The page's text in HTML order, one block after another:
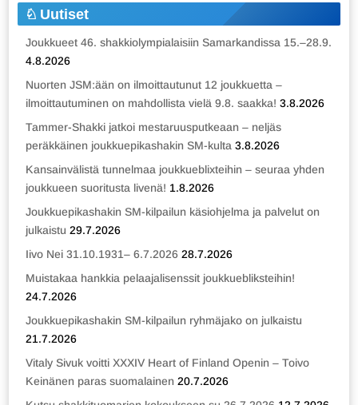
Uutiset
Joukkueet 46. shakkiolympialaisiin Samarkandissa 15.–28.9.
4.8.2026
Nuorten JSM:ään on ilmoittautunut 12 joukkuetta –
ilmoittautuminen on mahdollista vielä 9.8. saakka! 3.8.2026
Tammer-Shakki jatkoi mestaruusputkeaan – neljäs
peräkkäinen joukkuepikashakin SM-kulta 3.8.2026
Kansainvälistä tunnelmaa joukkueblixteihin – seuraa yhden
joukkueen suoritusta livenä! 1.8.2026
Joukkuepikashakin SM-kilpailun käsiohjelma ja palvelut on
julkaistu 29.7.2026
Iivo Nei 31.10.1931– 6.7.2026 28.7.2026
Muistakaa hankkia pelaajalisenssit joukkuebliksteihin!
24.7.2026
Joukkuepikashakin SM-kilpailun ryhmäjako on julkaistu
21.7.2026
Vitaly Sivuk voitti XXXIV Heart of Finland Openin – Toivo
Keinänen paras suomalainen 20.7.2026